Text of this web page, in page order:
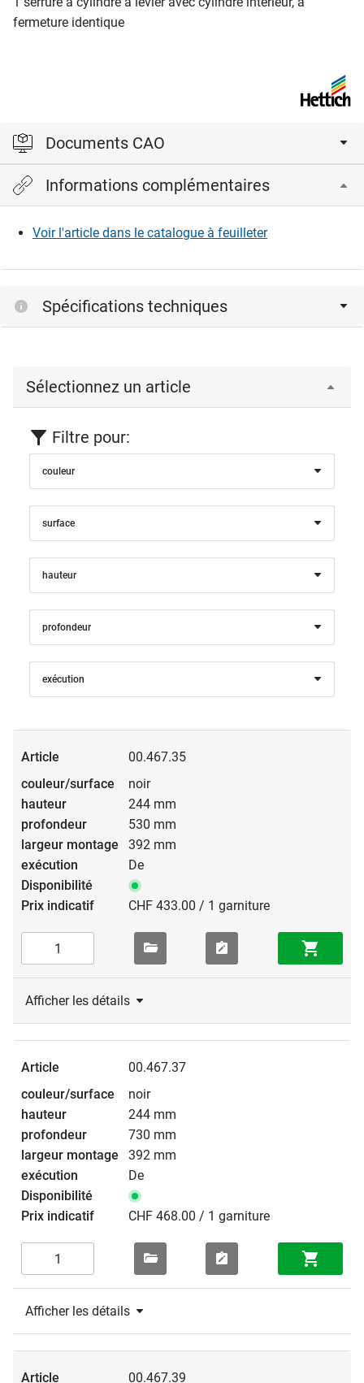
fermeture identique
Documents CAO
Veuillez vous connecter pour afficher et télécharger les
fichiers CAD.
Connexion
Informations complémentaires
Voir l'article dans le catalogue à feuilleter
Spécifications techniques
Sélectionnez un article
Filtre pour:
couleur
surface
hauteur
profondeur
exécution
00.467.35
noir
244 mm
530 mm
392 mm
De
CHF 433.00 / 1 garniture
Afficher les détails
00.467.37
noir
244 mm
730 mm
392 mm
De
CHF 468.00 / 1 garniture
Afficher les détails
00.467.39